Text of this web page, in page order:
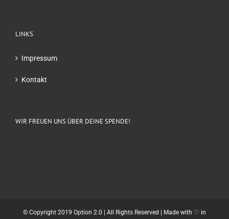
LINKS
Impressum
Kontakt
WIR FREUEN UNS ÜBER DEINE SPENDE!
© Copyright 2019 Option 2.0 | All Rights Reserved | Made with ♡ in